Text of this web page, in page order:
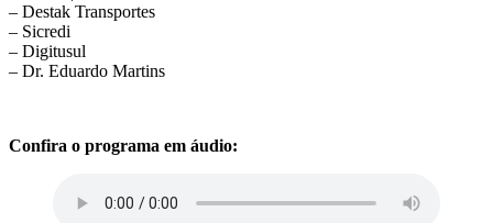
– Destak Transportes
– Sicredi
– Digitusul
– Dr. Eduardo Martins
Confira o programa em áudio: